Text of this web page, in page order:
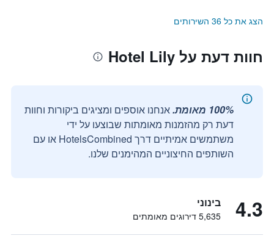
הצג את כל 36 השירותים
חוות דעת על Hotel Lily
100% מאומת.
אנחנו אוספים ומציגים ביקורות וחוות
דעת רק מהזמנות מאומתות שבוצעו על ידי
משתמשים אמיתיים דרך HotelsCombined או עם
השותפים החיצוניים המהימנים שלנו.
4.3 בינוני
5,635 דירוגים מאומתים